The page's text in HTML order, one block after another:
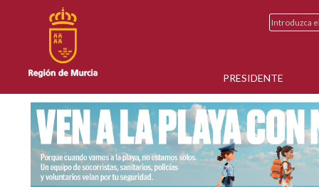
PRESIDENTE